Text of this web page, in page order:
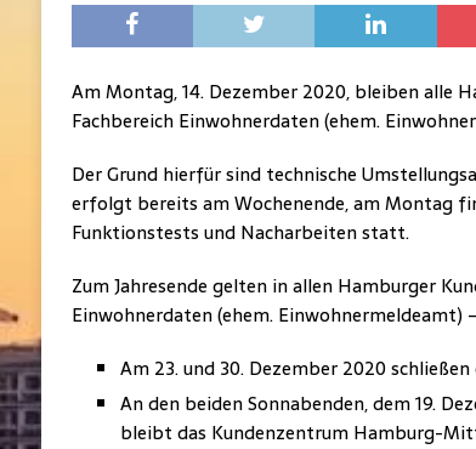
Am Montag, 14. Dezember 2020, bleiben alle
Fachbereich Einwohnerdaten (ehem.
Der Grund hierfür sind technische
erfolgt bereits am Wochenende, am Montag
Funktionstests und Nacharbeiten statt.
Zum Jahresende gelten in allen Hamburger
Einwohnerdaten (ehem. Einwohnermeldeamt)
Am 23. und 30. Dezember 2020
An den beiden Sonnabenden, dem 19.
bleibt das Kundenzentrum Hamburg-